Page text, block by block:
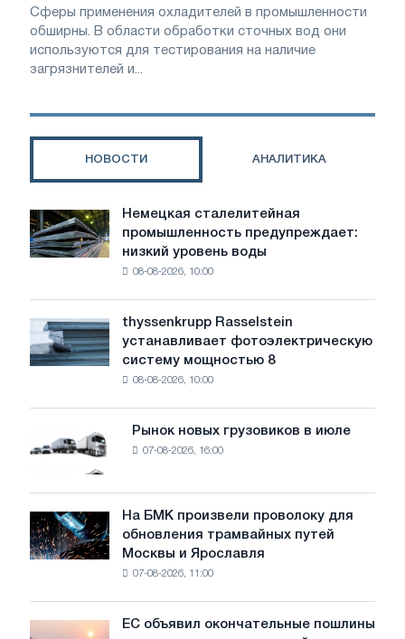
Сферы применения охладителей в промышленности
обширны. В области обработки сточных вод они
используются для тестирования на наличие
загрязнителей и...
НОВОСТИ АНАЛИТИКА
Немецкая
сталелитейная
промышленность
предупреждает:
воды
угрожает
Немецкая сталелитейная
промышленность предупреждает:
низкий уровень воды
08-08-2026, 10:00
thyssenkrupp
Rasselstein
устанавливает
фотоэлектрическую
целей
обезуглероживания
thyssenkrupp Rasselstein
устанавливает фотоэлектрическую
систему мощностью 8
08-08-2026, 10:00
Рынок
новых
грузовиков
в
июле
Рынок новых грузовиков в июле
07-08-2026, 16:00
На
БМК
произвели
трамвайных
На БМК произвели проволоку для
обновления трамвайных путей
Москвы и Ярославля
07-08-2026, 11:00
ЕС объявил окончательные пошлины